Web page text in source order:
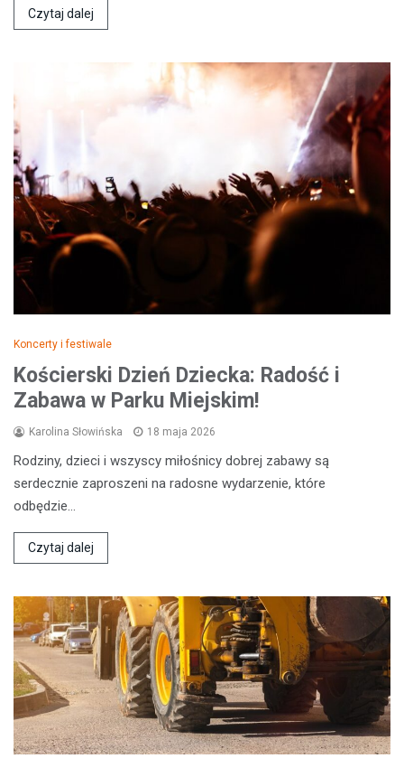
Czytaj dalej
Koncerty i festiwale
Kościerski Dzień Dziecka: Radość i
Zabawa w Parku Miejskim!
Karolina Słowińska 18 maja 2026
Rodziny, dzieci i wszyscy miłośnicy dobrej zabawy są
serdecznie zaproszeni na radosne wydarzenie, które
odbędzie…
Czytaj dalej